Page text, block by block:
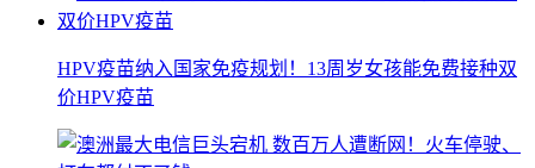
HPV疫苗纳入国家免疫规划！13周岁女孩能免费接种双
价HPV疫苗